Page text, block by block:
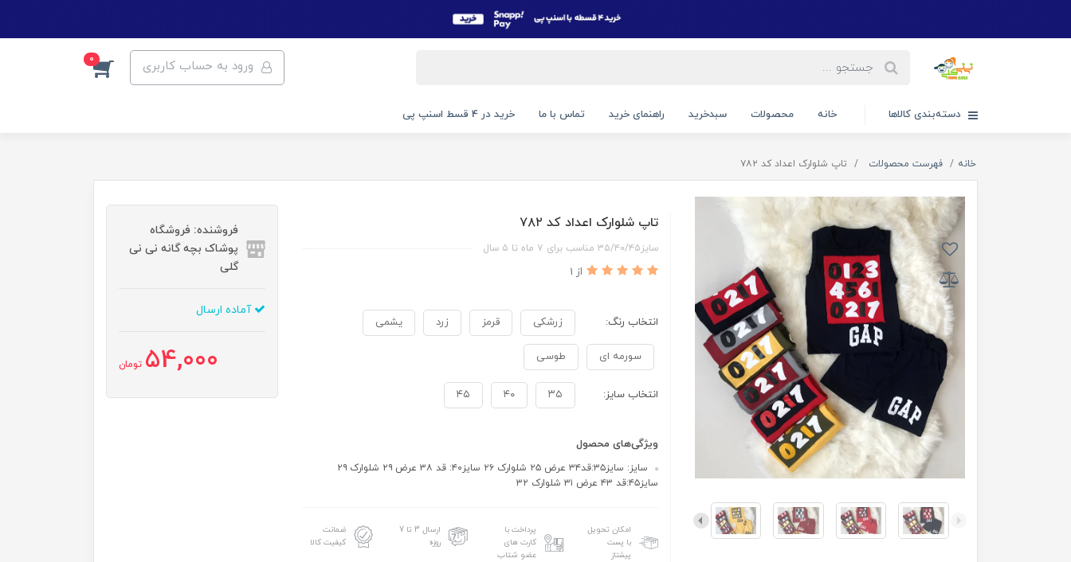
ورود به حساب کاربری 0
دسته‌بندی کالاها خانه محصولات سبدخرید راهنمای خرید تماس با ما خرید در 4 قسط اسنپ پی
خانه فهرست محصولات تاپ شلوارک اعداد کد ۷۸۲
تاپ شلوارک اعداد کد ۷۸۲
سایز۳۵/۴۰/۴۵ مناسب برای ۷ ماه تا ۵ سال
از 1
انتخاب رنگ: زرشکی قرمز زرد یشمی
سورمه ای طوسی
انتخاب سایز: ۳۵ ۴۰ ۴۵
ویژگی‌های محصول
سایز: سایز۳۵:قد۳۴ عرض ۲۵ شلوارک ۲۶ سایز۴۰: قد ۳۸ عرض ۲۹ شلوارک ۲۹
سایز۴۵:قد ۴۳ عرض ۳۱ شلوارک ۳۲
امکان تحویل
با پست
پیشتاز
پرداخت با
کارت های
عضو شتاب
ارسال 3 تا 7
روزه
ضمانت
کیفیت کالا
فروشنده: فروشگاه
پوشاک بچه گانه نی نی
گلی
آماده ارسال
54,000 تومان